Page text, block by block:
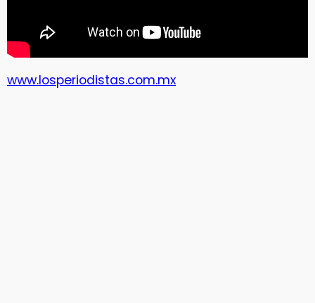
www.losperiodistas.com.mx